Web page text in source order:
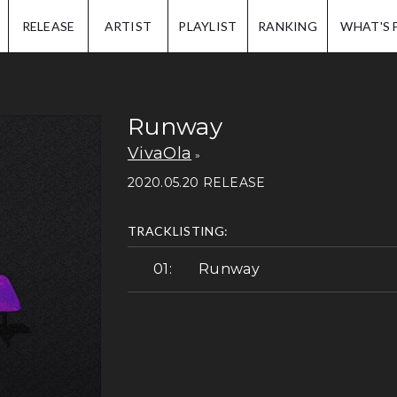
RELEASE ARTIST PLAYLIST RANKING WHAT'S
Runway
VivaOla
2020.05.20 RELEASE
TRACKLISTING:
Runway